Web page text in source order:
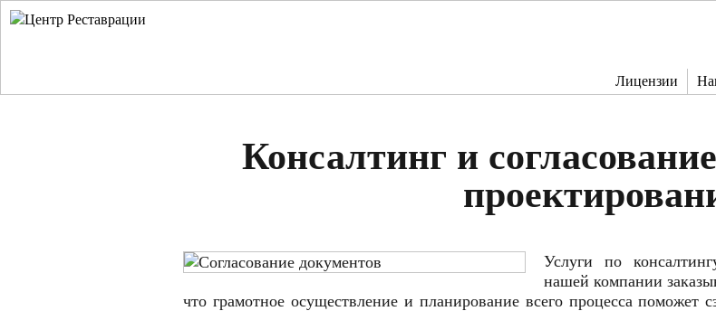
Лицензии
Консалтинг и
Услуги по
нашей компании
что грамотное осуществление и планирование всего процесса поможет